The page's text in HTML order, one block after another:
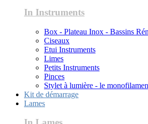
In Instruments
Box - Plateau Inox - Bassins
Ciseaux
Etui Instruments
Limes
Petits Instruments
Pinces
Stylet à lumière - le
Kit de démarrage
Lames